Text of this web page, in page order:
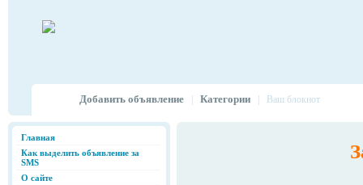
Добавить объявление| Категории| Ваш блокнот
Главная
Как выделить объявление за
SMS
О сайте